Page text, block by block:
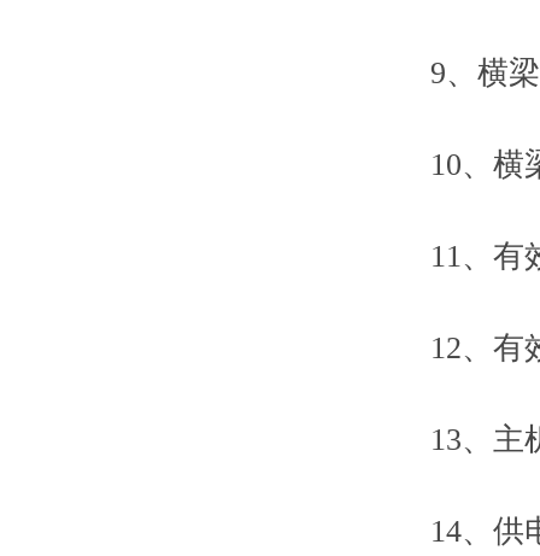
9、横梁
10、横梁
11、有效
12、有效
13、主机
14、供电